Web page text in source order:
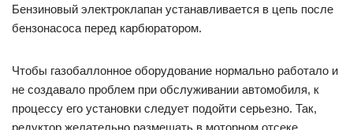
Бензиновый электроклапан устанавливается в цепь после
бензонасоса перед карбюратором.
Чтобы газобаллонное оборудование нормально работало и
не создавало проблем при обслуживании автомобиля, к
процессу его установки следует подойти серьезно. Так,